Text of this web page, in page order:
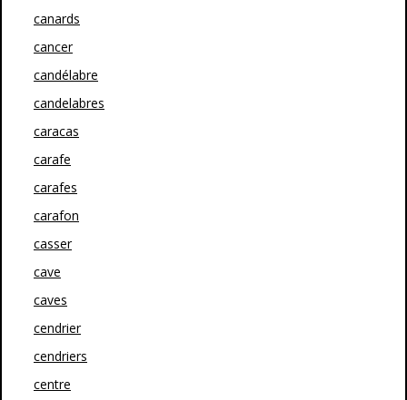
canards
cancer
candélabre
candelabres
caracas
carafe
carafes
carafon
casser
cave
caves
cendrier
cendriers
centre